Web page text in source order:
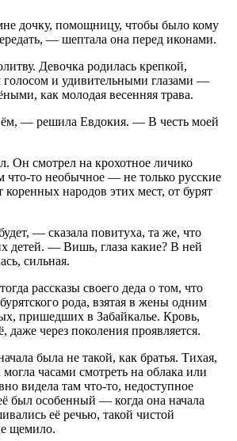
дочку, помощницу, чтобы было кому
— шептала она перед иконами.
Девочка родилась крепкой,
голосом и удивительными глазами —
как молодая весенняя трава.
— решила Евдокия. — В честь моей
Он смотрел на крохотное личико
что-то необычное — не только русские
коренных народов этих мест, от бурят
— сказала повитуха, та же, что
детей. — Вишь, глаза какие? В ней
сильная.
рассказы своего деда о том, что
рода, взятая в жены одним
пришедших в Забайкалье. Кровь,
даже через поколения проявляется.
была не такой, как братья. Тихая,
часами смотреть на облака или
видела там что-то, недоступное
был особенный — когда она начала
её речью, такой чистой
щемило.